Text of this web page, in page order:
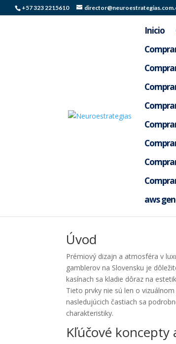
+57 323 2215610
Inicio
aws
Ako vyzerá
May 5,
Úvod
Prémiový dizajn a atmosféra v
gamblerov na Slovensku je
kasínach sa kladie dôraz na
Tieto prvky nie sú len o
nasledujúcich častiach sa
charakteristiky.
Kľúčové koncepty